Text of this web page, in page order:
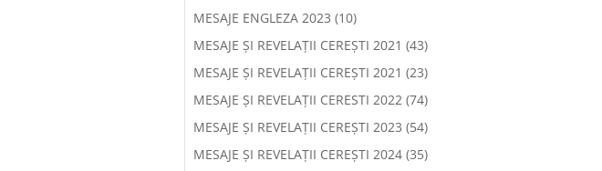
MESAJE ENGLEZA 2023 (10)
MESAJE ȘI REVELAȚII CEREȘTI 2021 (43)
MESAJE ȘI REVELAȚII CEREȘTI 2021 (23)
MESAJE ȘI REVELAȚII CERESTI 2022 (74)
MESAJE ȘI REVELAȚII CEREȘTI 2023 (54)
MESAJE ȘI REVELAȚII CEREȘTI 2024(35)